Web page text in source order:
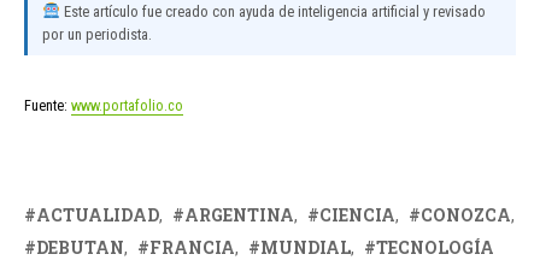
Este artículo fue creado con ayuda de inteligencia artificial y revisado
por un periodista.
Fuente: www.portafolio.co
ACTUALIDAD ARGENTINA CIENCIA
CONOZCA
DEBUTAN
FRANCIA MUNDIAL TECNOLOGÍA